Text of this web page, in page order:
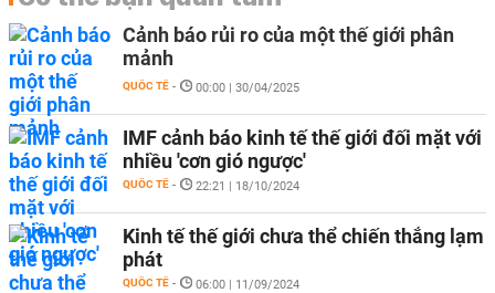
Cảnh báo rủi ro của một thế giới phân
mảnh
QUỐC TẾ - 00:00 | 30/04/2025
IMF cảnh báo kinh tế thế giới đối mặt với
nhiều 'cơn gió ngược'
QUỐC TẾ - 22:21 | 18/10/2024
Kinh tế thế giới chưa thể chiến thắng lạm
phát
QUỐC TẾ - 06:00 | 11/09/2024